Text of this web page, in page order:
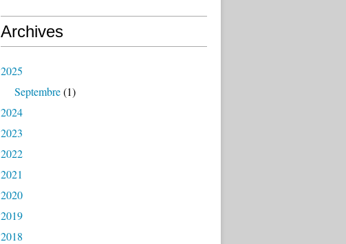
Archives
2025
Septembre(1)
2024
2023
2022
2021
2020
2019
2018